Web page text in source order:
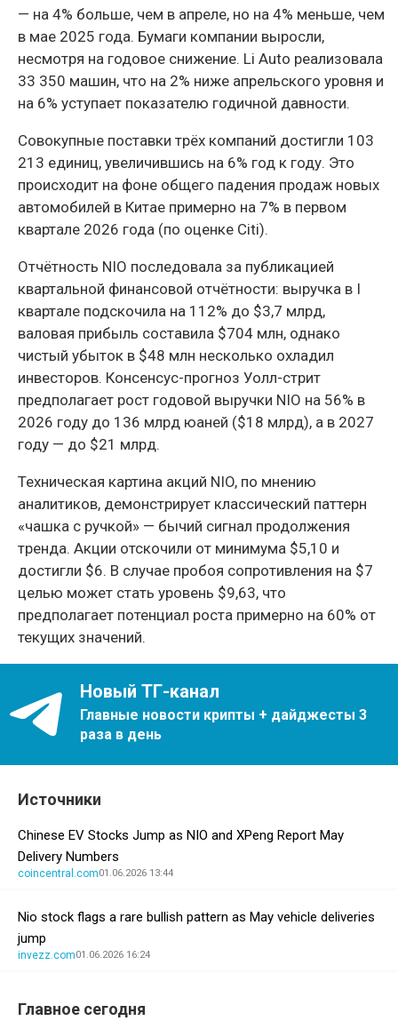
— на 4% больше, чем в апреле, но на 4% меньше, чем
в мае 2025 года. Бумаги компании выросли,
несмотря на годовое снижение. Li Auto реализовала
33 350 машин, что на 2% ниже апрельского уровня и
на 6% уступает показателю годичной давности.
Совокупные поставки трёх компаний достигли 103
213 единиц, увеличившись на 6% год к году. Это
происходит на фоне общего падения продаж новых
автомобилей в Китае примерно на 7% в первом
квартале 2026 года (по оценке Citi).
Отчётность NIO последовала за публикацией
квартальной финансовой отчётности: выручка в I
квартале подскочила на 112% до $3,7 млрд,
валовая прибыль составила $704 млн, однако
чистый убыток в $48 млн несколько охладил
инвесторов. Консенсус-прогноз Уолл-стрит
предполагает рост годовой выручки NIO на 56% в
2026 году до 136 млрд юаней ($18 млрд), а в 2027
году — до $21 млрд.
Техническая картина акций NIO, по мнению
аналитиков, демонстрирует классический паттерн
«чашка с ручкой» — бычий сигнал продолжения
тренда. Акции отскочили от минимума $5,10 и
достигли $6. В случае пробоя сопротивления на $7
целью может стать уровень $9,63, что
предполагает потенциал роста примерно на 60% от
текущих значений.
Новый ТГ-канал
Главные новости крипты + дайджесты 3
раза в день
Источники
Chinese EV Stocks Jump as NIO and XPeng Report May
Delivery Numbers
coincentral.com01.06.2026 13:44
Nio stock flags a rare bullish pattern as May vehicle deliveries
jump
invezz.com01.06.2026 16:24
Главное сегодня